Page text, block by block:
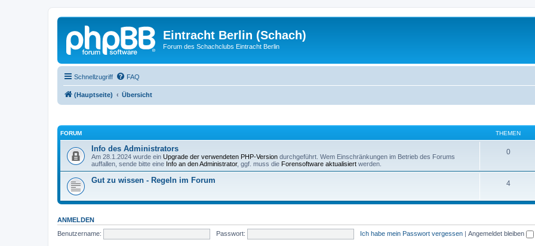
Eintracht Berlin (Schach)
Forum des Schachclubs Eintracht Berlin
Schnellzugriff FAQ
(Hauptseite) Übersicht
FORUM THEMEN
Info des Administrators
Am 28.1.2024 wurde ein Upgrade der verwendeten PHP-Version durchgeführt. Wem Einschränkungen im Betrieb des Forums
auffallen, sende bitte eine Info an den Administrator, ggf. muss die Forensoftware aktualisiert werden.
0
Gut zu wissen - Regeln im Forum 4
ANMELDEN
Benutzername:
Passwort: Ich habe mein Passwort vergessen | Angemeldet bleiben